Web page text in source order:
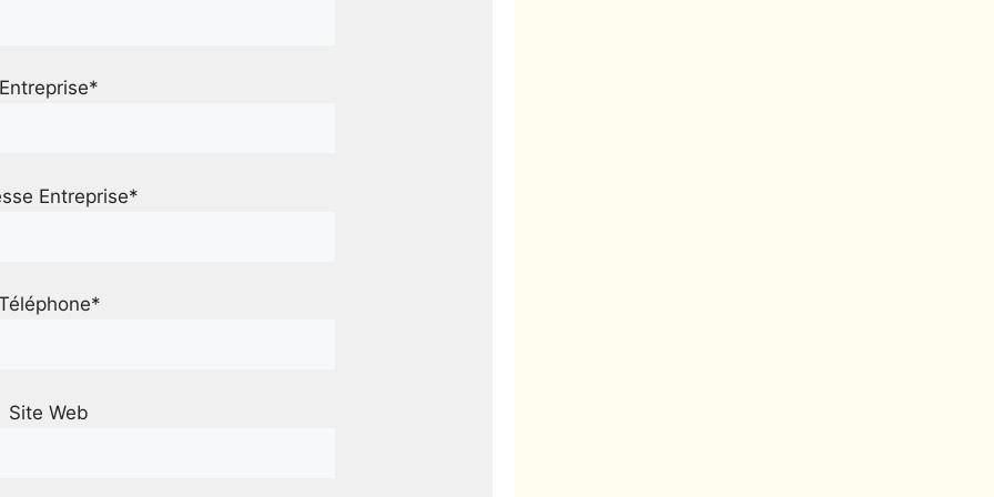
Entreprise*
Entreprise*
Site Web